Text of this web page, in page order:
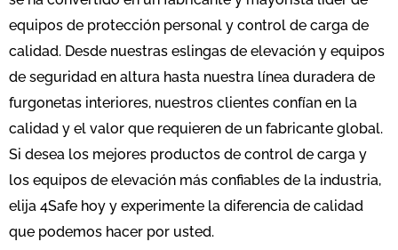
equipos de protección personal y control de carga de
calidad. Desde nuestras eslingas de elevación y equipos
de seguridad en altura hasta nuestra línea duradera de
furgonetas interiores, nuestros clientes confían en la
calidad y el valor que requieren de un fabricante global.
Si desea los mejores productos de control de carga y
los equipos de elevación más confiables de la industria,
elija 4Safe hoy y experimente la diferencia de calidad
que podemos hacer por usted.